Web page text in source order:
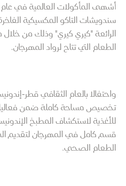
سندويشات التاكو المكسيكية
الرائعة "كيري كيري" وذلك من
الطعام التي تتاح لرواد المهرجان.
تخصيص مساحة كاملة ضمن
للأغذية لاستكشاف المطبخ
قسم كامل في المهرجان لتقديم
الطعام الصحي.